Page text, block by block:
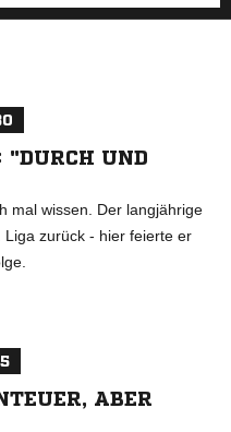
"DURCH UND
mal wissen. Der langjährige
zurück - hier feierte er
ABER